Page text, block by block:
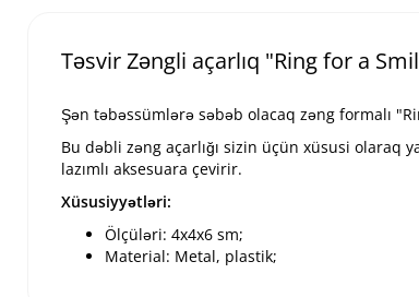
Təsvir Zəngli açarlıq "Ring for a
Şən təbəssümlərə səbəb olacaq zəng formalı
Bu dəbli zəng açarlığı sizin üçün xüsusi olaraq
lazımlı aksesuara çevirir.
Xüsusiyyətləri:
Ölçüləri: 4x4x6 sm;
Material: Metal, plastik;